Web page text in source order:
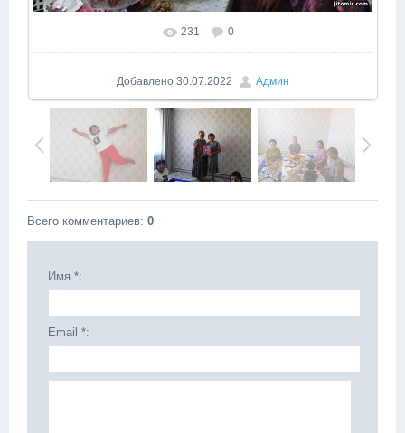
231 0
Добавлено 30.07.2022 Админ
Всего комментариев: 0
Имя *:
Email *: